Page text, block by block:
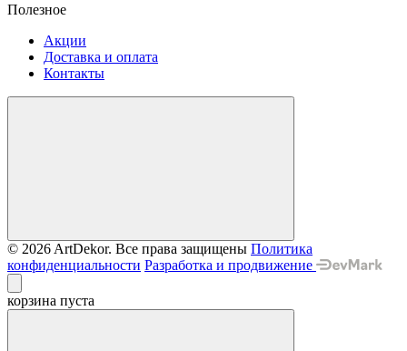
Полезное
Акции
Доставка и оплата
Контакты
© 2026 ArtDekor. Все права защищены Политика
конфиденциальности Разработка и продвижение
корзина пуста